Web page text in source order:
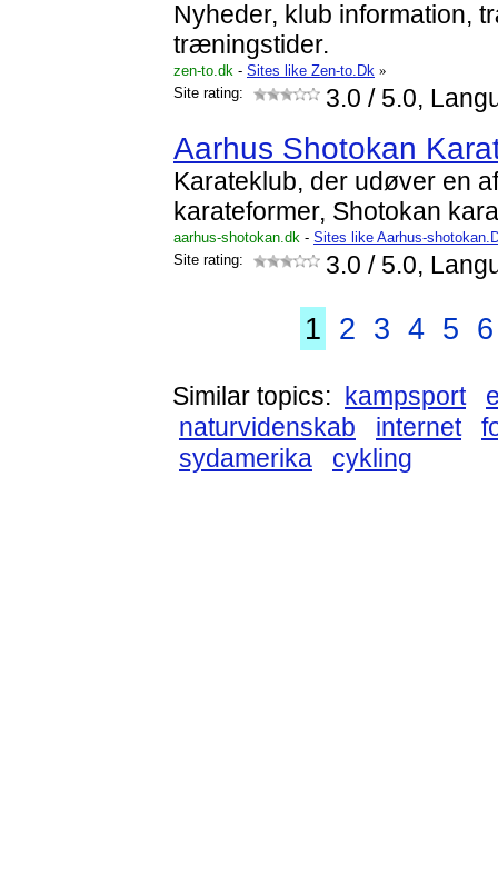
Nyheder, klub information,
træningstider.
zen-to.dk - Sites like Zen-to.Dk »
Site rating:
3.0 / 5.0,
Aarhus Shotokan
Karateklub, der udøver en
karateformer, Shotokan
aarhus-shotokan.dk - Sites like Aarhus-
Site rating:
3.0 / 5.0,
1 2 3 4 5 6
Similar topics: kampsport
naturvidenskab
internet
sydamerika
cykling